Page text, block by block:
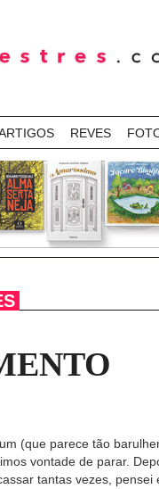
REVES
(que parece tão
vontade de parar.
tantas vezes,